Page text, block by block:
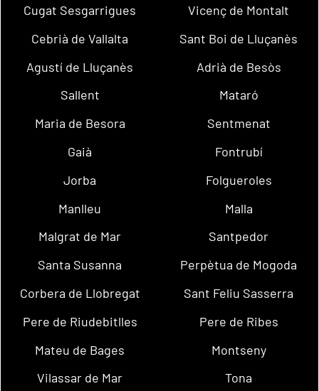
Cugat Sesgarrigues
Vicenç de Montalt
Cebrià de Vallalta
Sant Boi de Lluçanès
Agustí de Lluçanès
Adrià de Besòs
Sallent
Mataró
Maria de Besora
Sentmenat
Gaià
Fontrubí
Jorba
Folgueroles
Manlleu
Malla
Malgrat de Mar
Santpedor
Santa Susanna
Perpètua de Mogoda
Corbera de Llobregat
Sant Feliu Sasserra
Pere de Riudebitlles
Pere de Ribes
Mateu de Bages
Montseny
Vilassar de Mar
Tona